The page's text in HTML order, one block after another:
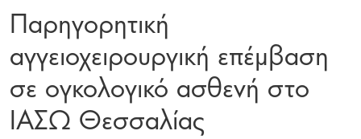
Παρηγορητική
αγγειοχειρουργική επέμβαση
σε ογκολογικό ασθενή στο
ΙΑΣΩ Θεσσαλίας